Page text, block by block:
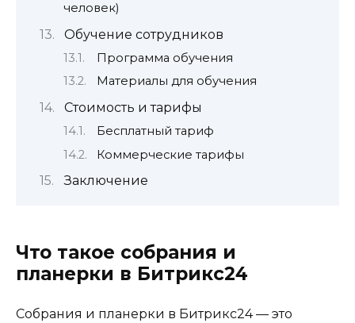
человек)
Обучение сотрудников
Программа обучения
Материалы для обучения
Стоимость и тарифы
Бесплатный тариф
Коммерческие тарифы
Заключение
Что такое собрания и
планерки в Битрикс24
Собрания и планерки в Битрикс24 — это